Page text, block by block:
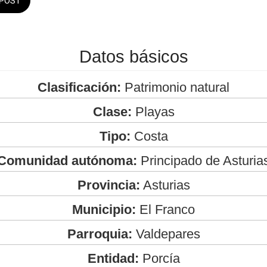
Datos básicos
Clasificación: Patrimonio natural
Clase: Playas
Tipo: Costa
autónoma: Principado de
Provincia: Asturias
Municipio: El Franco
Parroquia: Valdepares
Entidad: Porcía